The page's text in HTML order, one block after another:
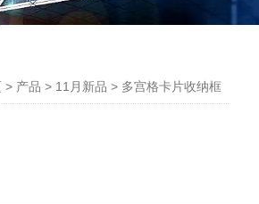
> 产品 > 11月新品 > 多宫格卡片收纳框